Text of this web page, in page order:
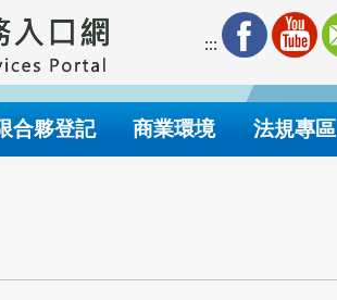
:::
合夥登記 商業環境 法規專區